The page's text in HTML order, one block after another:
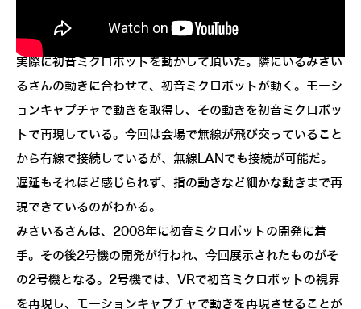
実際に初音ミクロボットを動かして頂いた。隣にいるみさい
るさんの動きに合わせて、初音ミクロボットが動く。モーシ
ョンキャプチャで動きを取得し、その動きを初音ミクロボッ
トで再現している。今回は会場で無線が飛び交っていること
から有線で接続しているが、無線LANでも接続が可能だ。
遅延もそれほど感じられず、指の動きなど細かな動きまで再
現できているのがわかる。
みさいるさんは、2008年に初音ミクロボットの開発に着
手。その後2号機の開発が行われ、今回展示されたものがそ
の2号機となる。2号機では、VRで初音ミクロボットの視界
を再現し、モーションキャプチャで動きを再現させることが